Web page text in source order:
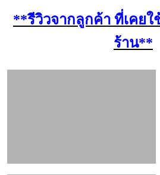
**รีวิวจากลูกค้า ที่เคยใ
ร้าน**